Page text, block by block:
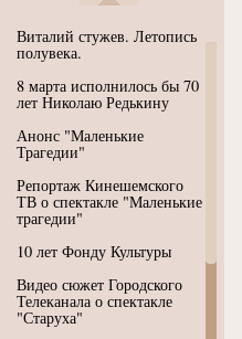
Виталий стужев. Летопись
полувека.
8 марта исполнилось бы 70
лет Николаю Редькину
Анонс "Маленькие
Трагедии"
Репортаж Кинешемского
ТВ о спектакле "Маленькие
трагедии"
10 лет Фонду Культуры
Видео сюжет Городского
Телеканала о спектакле
"Старуха"